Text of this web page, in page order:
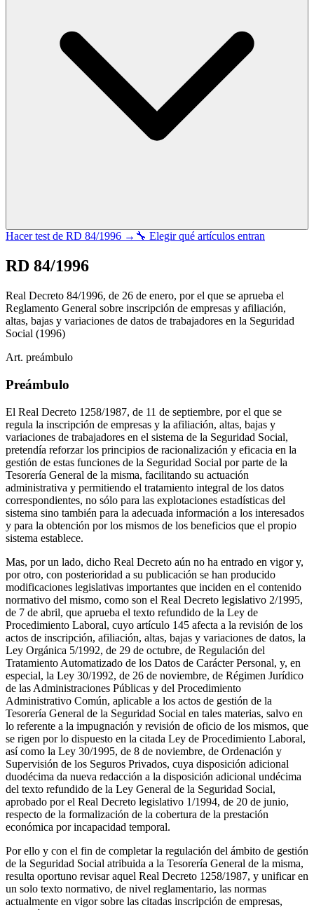
Hacer test de RD 84/1996 → 🔧 Elegir qué artículos entran
RD 84/1996
Real Decreto 84/1996, de 26 de enero, por el que se aprueba el
Reglamento General sobre inscripción de empresas y afiliación,
altas, bajas y variaciones de datos de trabajadores en la Seguridad
Social (1996)
Art. preámbulo
Preámbulo
El Real Decreto 1258/1987, de 11 de septiembre, por el que se
regula la inscripción de empresas y la afiliación, altas, bajas y
variaciones de trabajadores en el sistema de la Seguridad Social,
pretendía reforzar los principios de racionalización y eficacia en la
gestión de estas funciones de la Seguridad Social por parte de la
Tesorería General de la misma, facilitando su actuación
administrativa y permitiendo el tratamiento integral de los datos
correspondientes, no sólo para las explotaciones estadísticas del
sistema sino también para la adecuada información a los interesados
y para la obtención por los mismos de los beneficios que el propio
sistema establece.
Mas, por un lado, dicho Real Decreto aún no ha entrado en vigor y,
por otro, con posterioridad a su publicación se han producido
modificaciones legislativas importantes que inciden en el contenido
normativo del mismo, como son el Real Decreto legislativo 2/1995,
de 7 de abril, que aprueba el texto refundido de la Ley de
Procedimiento Laboral, cuyo artículo 145 afecta a la revisión de los
actos de inscripción, afiliación, altas, bajas y variaciones de datos, la
Ley Orgánica 5/1992, de 29 de octubre, de Regulación del
Tratamiento Automatizado de los Datos de Carácter Personal, y, en
especial, la Ley 30/1992, de 26 de noviembre, de Régimen Jurídico
de las Administraciones Públicas y del Procedimiento
Administrativo Común, aplicable a los actos de gestión de la
Tesorería General de la Seguridad Social en tales materias, salvo en
lo referente a la impugnación y revisión de oficio de los mismos, que
se rigen por lo dispuesto en la citada Ley de Procedimiento Laboral,
así como la Ley 30/1995, de 8 de noviembre, de Ordenación y
Supervisión de los Seguros Privados, cuya disposición adicional
duodécima da nueva redacción a la disposición adicional undécima
del texto refundido de la Ley General de la Seguridad Social,
aprobado por el Real Decreto legislativo 1/1994, de 20 de junio,
respecto de la formalización de la cobertura de la prestación
económica por incapacidad temporal.
Por ello y con el fin de completar la regulación del ámbito de gestión
de la Seguridad Social atribuida a la Tesorería General de la misma,
resulta oportuno revisar aquel Real Decreto 1258/1987, y unificar en
un solo texto normativo, de nivel reglamentario, las normas
actualmente en vigor sobre las citadas inscripción de empresas,